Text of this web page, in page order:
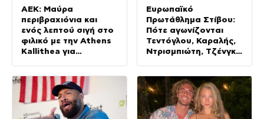
ΑΕΚ: Μαύρα
περιβραχιόνια και
ενός λεπτού σιγή στο
φιλικό με την Athens
Kallithea για
Ευρωπαϊκό
Πρωτάθλημα Στίβου:
Πότε αγωνίζονται
Τεντόγλου, Καραλής,
Ντρισμπιώτη, Τζένγκο